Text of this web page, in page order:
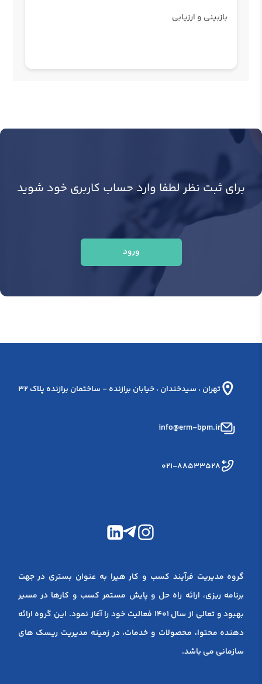
بازبینی و ارزیابی
برای ثبت نظر لطفا وارد حساب کاربری خود شوید
ورود
تهران ، سيدخندان ، خيابان برازنده - ساختمان برازنده پلاک 32
info@erm-bpm.ir
۰۲۱-۸۸۵۳۳۵۲۸
گروه مدیریت فرآیند کسب و کار هیرا به عنوان بستری در جهت
برنامه ریزی، ارائه راه حل و پایش مستمر کسب و کارها در مسیر
بهبود و تعالی از سال 1401 فعالیت خود را آغاز نمود. این گروه ارائه
دهنده محتوا، محصولات و خدمات، در زمینه مدیریت ریسک های
سازمانی می باشد.